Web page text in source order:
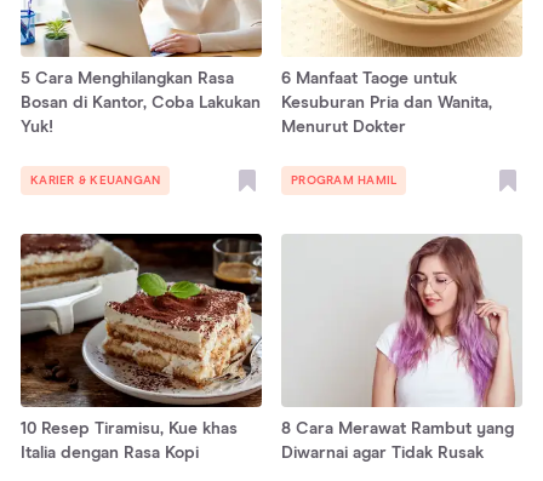
5 Cara Menghilangkan Rasa
Bosan di Kantor, Coba Lakukan
Yuk!
KARIER & KEUANGAN
6 Manfaat Taoge untuk
Kesuburan Pria dan Wanita,
Menurut Dokter
PROGRAM HAMIL
10 Resep Tiramisu, Kue khas
Italia dengan Rasa Kopi
8 Cara Merawat Rambut yang
Diwarnai agar Tidak Rusak